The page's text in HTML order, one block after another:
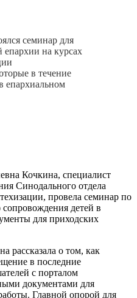
семинар для
на курсах
в течение
епархиальном
Кочкина, специалист
Синодального отдела
провела семинар по
детей в
для приходских
рассказала о том, как
в последние
с порталом
документами для
Главной опорой для